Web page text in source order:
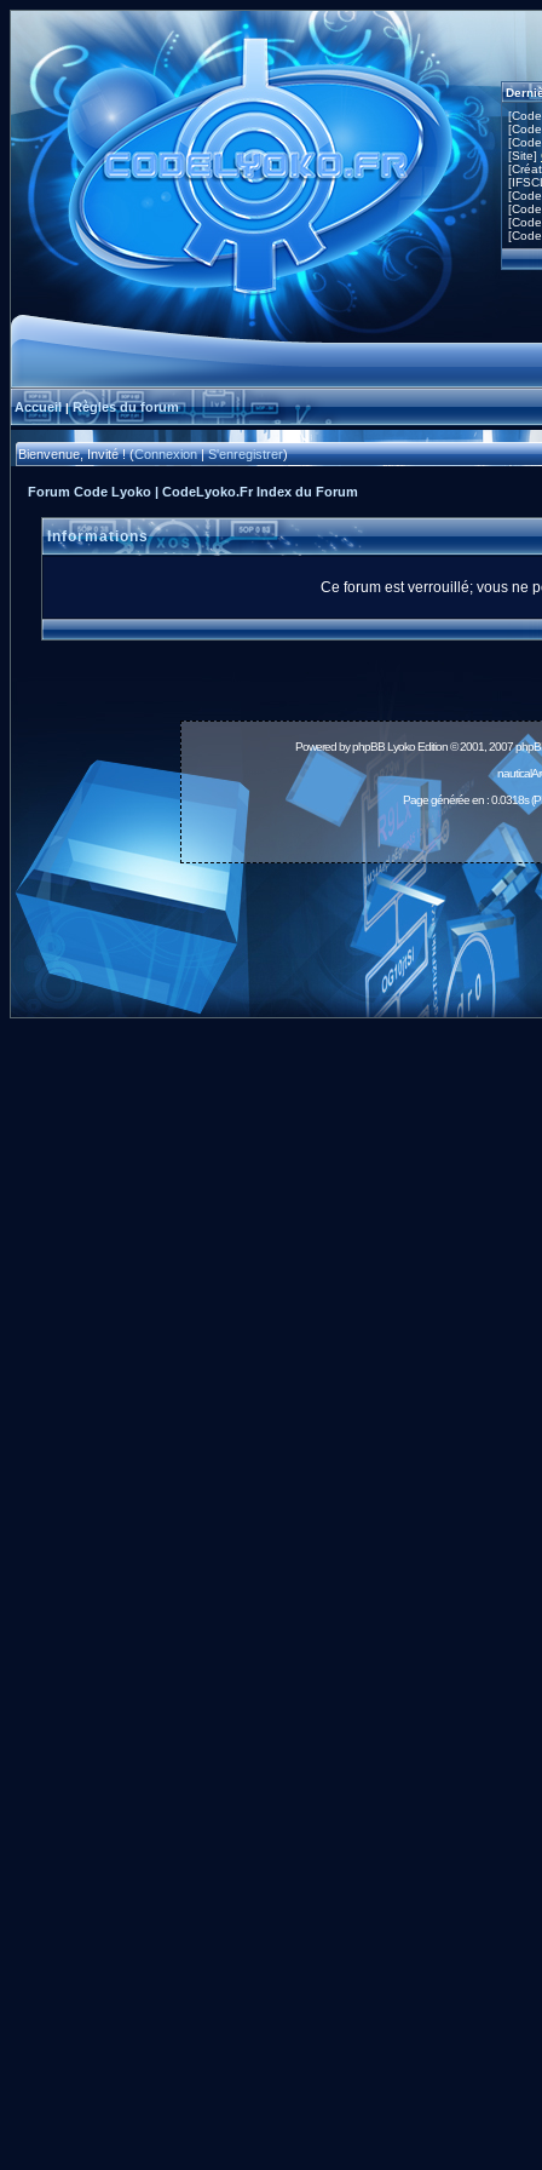
[Site]
Accueil|Règles du forum
Bienvenue, Invité ! (Connexion|S'enregistrer)
Forum Code Lyoko | CodeLyoko.Fr Index du Forum
Informations
Ce forum est verrouillé; vous ne
Powered byphpBBLyoko Edition © 2001, 2007
Page générée en : 0.0318s